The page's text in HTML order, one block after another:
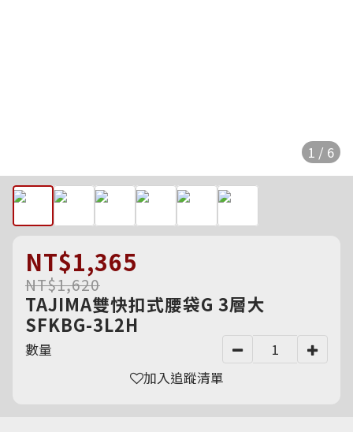
1 / 6
NT$1,365
NT$1,620
TAJIMA雙快扣式腰袋G 3層大
SFKBG-3L2H
數量
加入追蹤清單